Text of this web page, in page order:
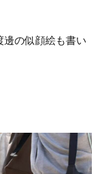
邊の似顔絵も書い